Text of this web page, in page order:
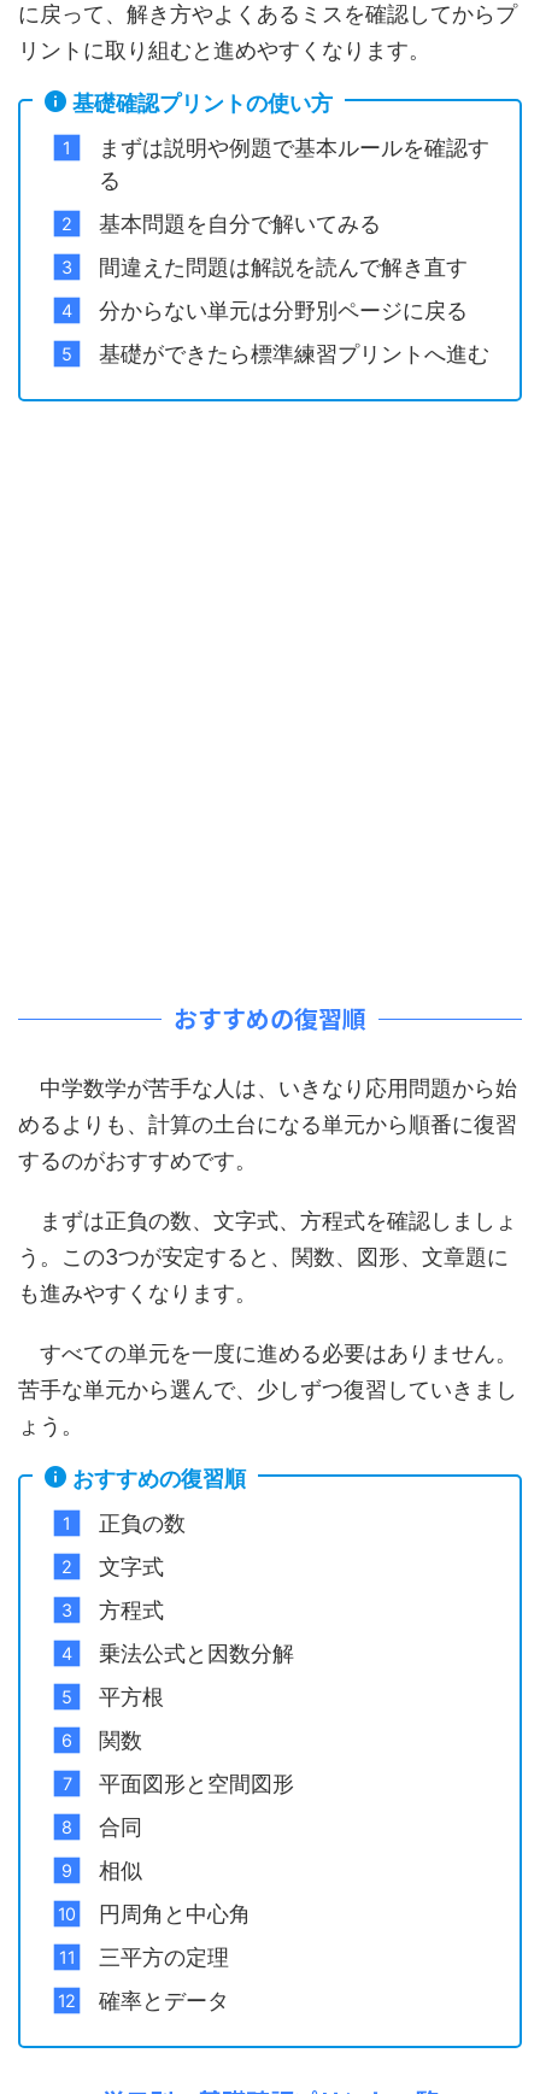
に戻って、解き方やよくあるミスを確認してからプ
リントに取り組むと進めやすくなります。
基礎確認プリントの使い方
まずは説明や例題で基本ルールを確認す
る
基本問題を自分で解いてみる
間違えた問題は解説を読んで解き直す
分からない単元は分野別ページに戻る
基礎ができたら標準練習プリントへ進む
おすすめの復習順
中学数学が苦手な人は、いきなり応用問題から始
めるよりも、計算の土台になる単元から順番に復習
するのがおすすめです。
まずは正負の数、文字式、方程式を確認しましょ
う。この3つが安定すると、関数、図形、文章題に
も進みやすくなります。
すべての単元を一度に進める必要はありません。
苦手な単元から選んで、少しずつ復習していきまし
ょう。
おすすめの復習順
正負の数
文字式
方程式
乗法公式と因数分解
平方根
関数
平面図形と空間図形
合同
相似
円周角と中心角
三平方の定理
確率とデータ